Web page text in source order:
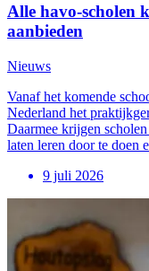
Alle havo-scholen
aanbieden
Nieuws
Vanaf het komende
Nederland het
Daarmee krijgen
laten leren door te doen
9 juli 2026